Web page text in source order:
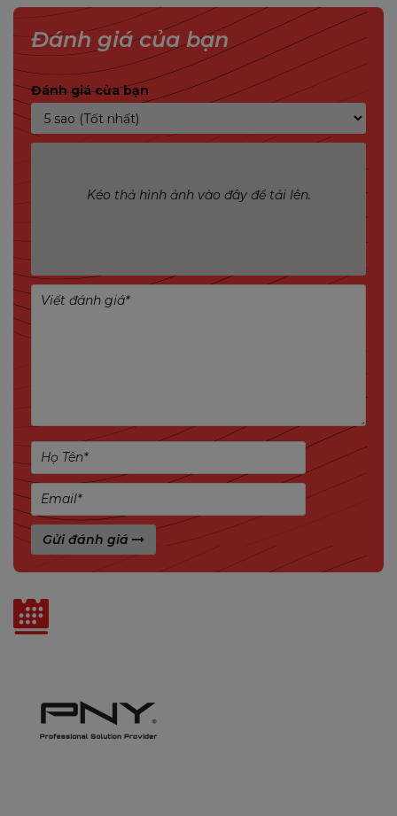
diện trong nhà và ngoài trời. Với độ phân giải cao
và khả năng xoay ngang 355°, dọc 90°, thiết bị giúp
bao quát toàn bộ khu vực mà không bỏ sót góc
chết. Camera hỗ trợ chuẩn nén H.265 tiên tiến, tiết
kiệm băng thông và dung lượng lưu trữ, đồng thời
tích hợp nhiều công nghệ thông minh như phát
Với khả năng chống nước bụi IP67, PS7F hoạt động
là lựa chọn tối ưu cho hộ gia đình, cửa hàng, kho
xưởng và văn phòng.
TÍNH NĂNG NỔI BẬT CAMERA IMOU PS7F
độ nhìn đêm – hồng ngoại, ánh sáng trắng, thông
Nguồn linh hoạt
Đánh giá của bạn
Đánh giá của bạn
Kéo thả hình ảnh vào đây để tải lên.
Gửi đánh giá